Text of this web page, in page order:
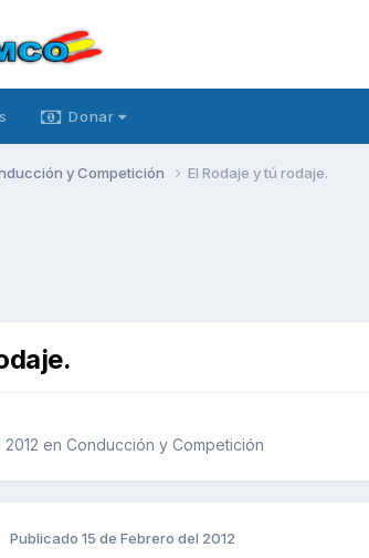
Donar
y Competición El Rodaje y tú rodaje.
en Conducción y Competición
Publicado 15 de Febrero del 2012